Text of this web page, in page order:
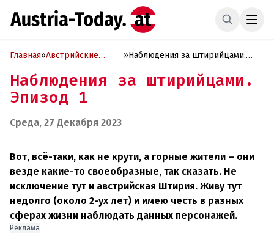
Главная»Австрийские
»Наблюдения за штирийцами.
Наблюдения за штирийцами.
Эпизод 1
Среда, 27 Декабря 2023
Вот, всё-таки, как не крути, а горные жители – они
везде какие-то своеобразные, так сказать. Не
исключение тут и австрийская Штирия. Живу тут
недолго (около 2-ух лет) и имею честь в разных
сферах жизни наблюдать данных персонажей.
Реклама